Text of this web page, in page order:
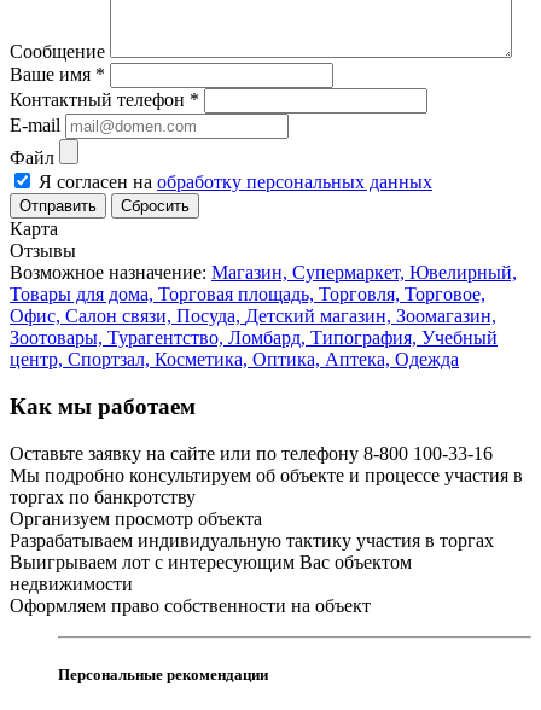
Сообщение
Ваше имя *
Контактный телефон *
E-mail
Файл
Я согласен на обработку персональных данных
Сбросить
Карта
Отзывы
Возможное назначение: Магазин, Супермаркет, Ювелирный,
Товары для дома, Торговая площадь, Торговля, Торговое,
Офис, Салон связи, Посуда, Детский магазин, Зоомагазин,
Зоотовары, Турагентство, Ломбард, Типография, Учебный
центр, Спортзал, Косметика, Оптика, Аптека, Одежда
Как мы работаем
Оставьте заявку на сайте или по телефону 8-800 100-33-16
Мы подробно консультируем об объекте и процессе участия в
торгах по банкротству
Организуем просмотр объекта
Разрабатываем индивидуальную тактику участия в торгах
Выигрываем лот с интересующим Вас объектом
недвижимости
Оформляем право собственности на объект
Персональные рекомендации